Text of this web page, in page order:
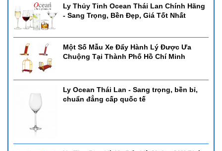
Ly Thủy Tinh Ocean Thái Lan Chính Hãng
- Sang Trọng, Bền Đẹp, Giá Tốt Nhất
Một Số Mẫu Xe Đẩy Hành Lý Được Ưa
Chuộng Tại Thành Phố Hồ Chí Minh
Ly Ocean Thái Lan - Sang trọng, bền bỉ,
chuẩn đẳng cấp quốc tế